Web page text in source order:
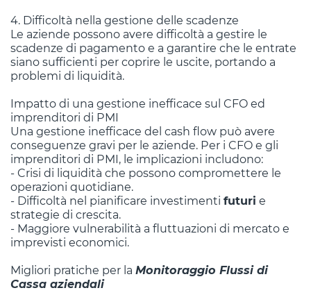
4. Difficoltà nella gestione delle scadenze
Le aziende possono avere difficoltà a gestire le
scadenze di pagamento e a garantire che le entrate
siano sufficienti per coprire le uscite, portando a
problemi di liquidità.
Impatto di una gestione inefficace sul CFO ed
imprenditori di PMI
Una gestione inefficace del cash flow può avere
conseguenze gravi per le aziende. Per i CFO e gli
imprenditori di PMI, le implicazioni includono:
- Crisi di liquidità che possono compromettere le
operazioni quotidiane.
- Difficoltà nel pianificare investimenti futuri e
strategie di crescita.
- Maggiore vulnerabilità a fluttuazioni di mercato e
imprevisti economici.
Migliori pratiche per la Monitoraggio Flussi di
Cassa aziendali